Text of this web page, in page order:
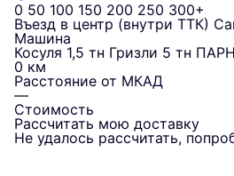
0 50 100 150 200 250 300+
Въезд в центр (внутри ТТК)
Машина
Косуля 1,5 тн Гризли 5 тн
0 км
Расстояние от МКАД
—
Стоимость
Рассчитать мою доставку
Не удалось рассчитать,